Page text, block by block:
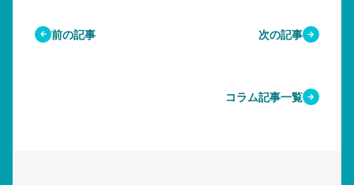
前の記事 次の記事
コラム記事一覧